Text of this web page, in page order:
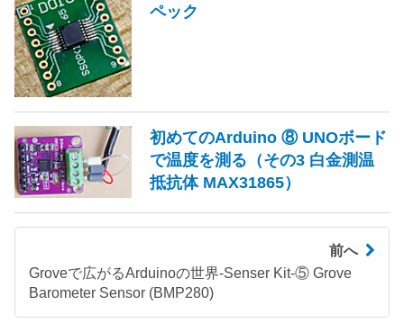
ペック
初めてのArduino ⑧ UNOボード
で温度を測る（その3 白金測温
抵抗体 MAX31865）
前へ
Groveで広がるArduinoの世界-Senser Kit-⑤ Grove
Barometer Sensor (BMP280)